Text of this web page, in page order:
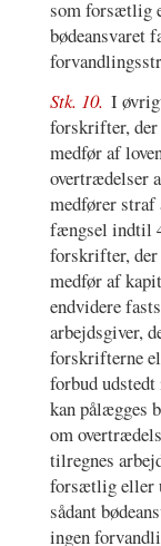
som forsætlig
bødeansvaret
Stk. 10. I
forskrifter,
medfør af
overtrædelser
medfører straf
fængsel indtil
forskrifter,
medfør af
endvidere
arbejdsgiver,
forskrifterne
forbud
kan pålægges
om
tilregnes
forsætlig eller
sådant
ingen